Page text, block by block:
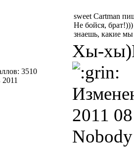
3510
sweet Cartman
Не бойся,
знаешь, какие
Хы-
2011